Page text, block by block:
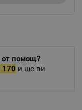
от помощ?
170 и ще ви